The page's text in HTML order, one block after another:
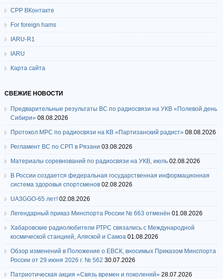
СРР ВКонтакте
For foreign hams
IARU-R1
IARU
Карта сайта
СВЕЖИЕ НОВОСТИ
Предварительные результаты ВС по радиосвязи на УКВ «Полевой день
Сибири» 08.08.2026
Протокол МРС по радиосвязи на КВ «Партизанский радист» 08.08.2026
Регламент ВС по СРП в Рязани 03.08.2026
Материалы соревнований по радиосвязи на УКВ, июль 02.08.2026
В России создается федеральная государственная информационная
система здоровья спортсменов 02.08.2026
UA3GGO-65 лет! 02.08.2026
Легендарный приказ Минспорта России № 663 отменён 01.08.2026
Хабаровские радиолюбители РТРС связались с Международной
космической станцией, Аляской и Самоа 01.08.2026
Обзор изменений в Положение о ЕВСК, вносимых Приказом Минспорта
России от 29 июня 2026 г. № 562 30.07.2026
Патриотическая акция «Связь времен и поколений» 28.07.2026